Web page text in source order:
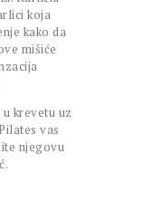
koja
kako da
mišiće
krevetu uz
vas
njegovu